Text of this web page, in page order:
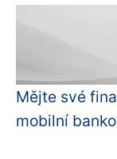
Mějte své
mobilní